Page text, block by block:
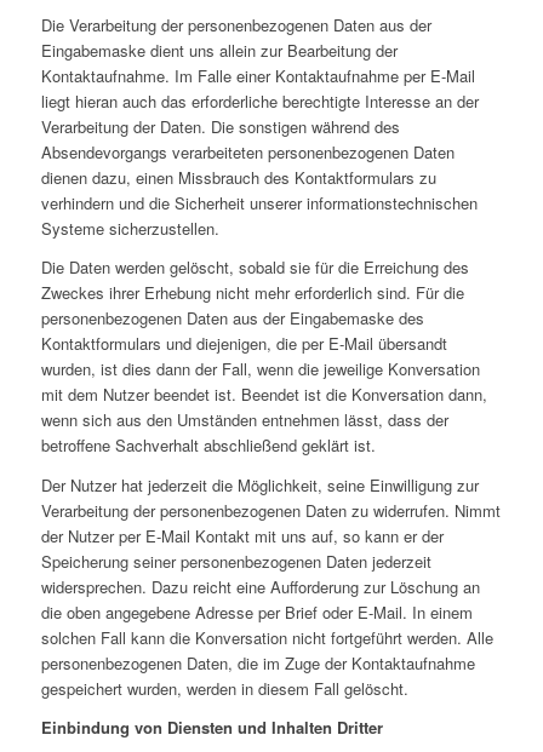
Die Verarbeitung der personenbezogenen Daten aus der
Eingabemaske dient uns allein zur Bearbeitung der
Kontaktaufnahme. Im Falle einer Kontaktaufnahme per E-Mail
liegt hieran auch das erforderliche berechtigte Interesse an der
Verarbeitung der Daten. Die sonstigen während des
Absendevorgangs verarbeiteten personenbezogenen Daten
dienen dazu, einen Missbrauch des Kontaktformulars zu
verhindern und die Sicherheit unserer informationstechnischen
Systeme sicherzustellen.
Die Daten werden gelöscht, sobald sie für die Erreichung des
Zweckes ihrer Erhebung nicht mehr erforderlich sind. Für die
personenbezogenen Daten aus der Eingabemaske des
Kontaktformulars und diejenigen, die per E-Mail übersandt
wurden, ist dies dann der Fall, wenn die jeweilige Konversation
mit dem Nutzer beendet ist. Beendet ist die Konversation dann,
wenn sich aus den Umständen entnehmen lässt, dass der
betroffene Sachverhalt abschließend geklärt ist.
Der Nutzer hat jederzeit die Möglichkeit, seine Einwilligung zur
Verarbeitung der personenbezogenen Daten zu widerrufen. Nimmt
der Nutzer per E-Mail Kontakt mit uns auf, so kann er der
Speicherung seiner personenbezogenen Daten jederzeit
widersprechen. Dazu reicht eine Aufforderung zur Löschung an
die oben angegebene Adresse per Brief oder E-Mail. In einem
solchen Fall kann die Konversation nicht fortgeführt werden. Alle
personenbezogenen Daten, die im Zuge der Kontaktaufnahme
gespeichert wurden, werden in diesem Fall gelöscht.
Einbindung von Diensten und Inhalten Dritter